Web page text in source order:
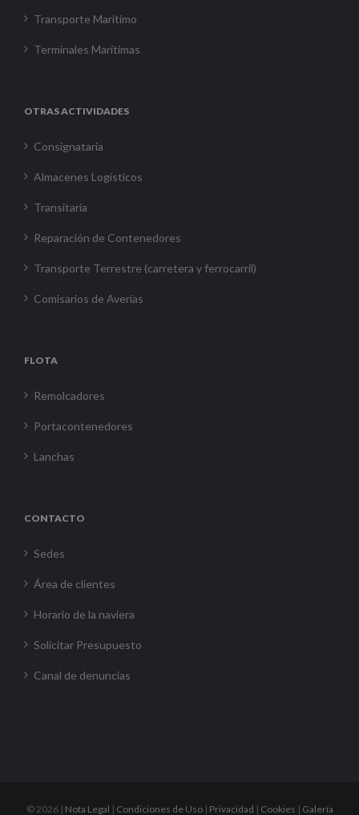
Transporte Marítimo
Terminales Marítimas
OTRAS ACTIVIDADES
Consignataria
Almacenes Logísticos
Transitaria
Reparación de Contenedores
Transporte Terrestre (carretera y ferrocarril)
Comisarios de Averías
FLOTA
Remolcadores
Portacontenedores
Lanchas
CONTACTO
Sedes
Área de clientes
Horario de la naviera
Solicitar Presupuesto
Canal de denuncias
©2026 | Nota Legal | Condiciones de Uso| Privacidad | Cookies | Galería